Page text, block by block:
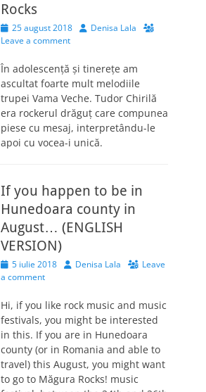
Rocks
Posted
on
25 august 2018 AuthorDenisa Lala
Leave a comment
În adolescență și tinerețe am
ascultat foarte mult melodiile
trupei Vama Veche. Tudor Chirilă
era rockerul drăguț care compunea
piese cu mesaj, interpretându-le
apoi cu vocea-i unică.
If you happen to be in
Hunedoara county in
August… (ENGLISH
VERSION)
Posted
on
5 iulie 2018 AuthorDenisa Lala
Leave
a comment
Hi, if you like rock music and music
festivals, you might be interested
in this. If you are in Hunedoara
county (or in Romania and able to
travel) this August, you might want
to go to Măgura Rocks! music